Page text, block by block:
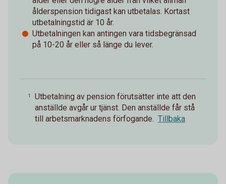
ålderspension tidigast kan utbetalas. Kortast
utbetalningstid är 10 år.
Utbetalningen kan antingen vara tidsbegränsad
på 10-20 år eller så länge du lever.
1
Utbetalning av pension förutsätter inte att den
anställde avgår ur tjänst. Den anställde får stå
till arbetsmarknadens förfogande. Tillbaka